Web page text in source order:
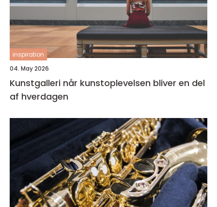
inspiration
04. May 2026
Kunstgalleri når kunstoplevelsen bliver en del
af hverdagen